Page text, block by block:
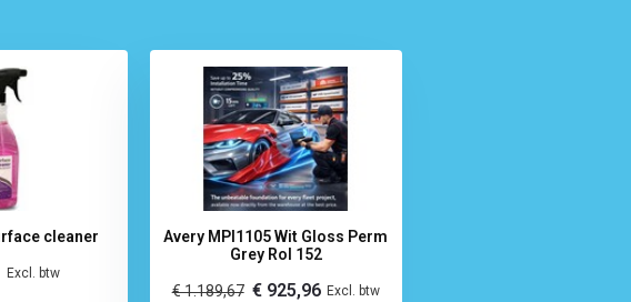
cleaner
Excl. btw
Avery MPI1105 Wit Gloss Perm
Grey Rol 152
€ 1.189,67 € 925,96 Excl. btw